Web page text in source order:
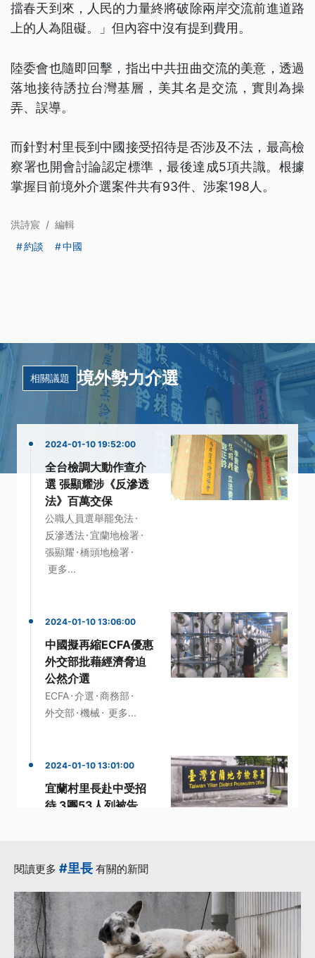
擋春天到來，人民的力量終將破除兩岸交流前進道路
上的人為阻礙。」但內容中沒有提到費用。
陸委會也隨即回擊，指出中共扭曲交流的美意，透過
落地接待誘拉台灣基層，美其名是交流，實則為操
弄、誤導。
而針對村里長到中國接受招待是否涉及不法，最高檢
察署也開會討論認定標準，最後達成5項共識。根據
掌握目前境外介選案件共有93件、涉案198人。
洪詩宸 / 編輯
約談
中國
相關議題 境外勢力介選
2024-01-10 19:52:00
全台檢調大動作查介
選 張顯耀涉《反滲透
法》百萬交保
公職人員選舉罷免法·
反滲透法·宜蘭地檢署 ·
張顯耀 ·橋頭地檢署 ·
更多...
2024-01-10 13:06:00
中國擬再縮ECFA優惠
外交部批藉經濟脅迫
公然介選
ECFA·介選 ·商務部 ·
外交部 ·機械 · 更多...
2024-01-10 13:01:00
宜蘭村里長赴中受招
待 3團53人列被告
閱讀更多 #里長 有關的新聞